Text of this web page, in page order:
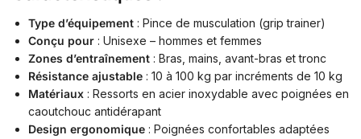
Type d’équipement : Pince de musculation (grip trainer)
Conçu pour : Unisexe – hommes et femmes
Zones d’entraînement : Bras, mains, avant-bras et tronc
Résistance ajustable : 10 à 100 kg par incréments de 10 kg
Matériaux : Ressorts en acier inoxydable avec poignées en
caoutchouc antidérapant
Design ergonomique : Poignées confortables adaptées